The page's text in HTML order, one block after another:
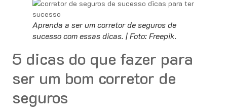
Aprenda a ser um corretor de seguros de
sucesso com essas dicas. | Foto: Freepik.
5 dicas do que fazer para
ser um bom corretor de
seguros